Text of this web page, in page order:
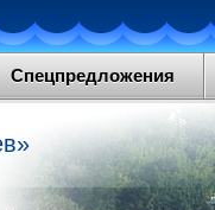
Спецпредложения